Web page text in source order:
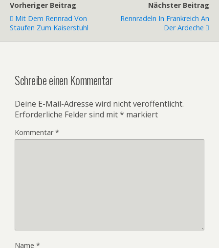
Vorheriger Beitrag
Mit Dem Rennrad Von
Staufen Zum Kaiserstuhl
Nächster Beitrag
Rennradeln In Frankreich An
Der Ardeche
Schreibe einen Kommentar
Deine E-Mail-Adresse wird nicht veröffentlicht.
Erforderliche Felder sind mit* markiert
Kommentar*
Name *